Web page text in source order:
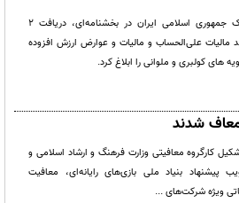
گمرک جمهوری اسلامی ایران در بخشنامه‌ای، دریافت ۲
مالیات علی‌الحساب و مالیات و عوارض ارزش افزوده
های کولبری و ملوانی را ابلاغ کرد.
معاف شدند
کارگروه معافیتی وزارت فرهنگ و ارشاد اسلامی و
پیشنهاد بنیاد ملی بازی‌های رایانه‌ای، معافیت
ویژه شرکت‌های ...